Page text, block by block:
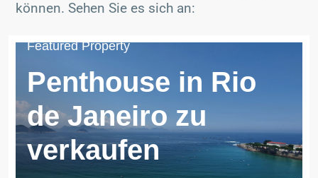
können. Sehen Sie es sich an:
Featured Property
Penthouse in Rio
de Janeiro zu
verkaufen